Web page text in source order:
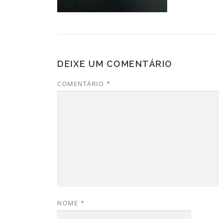
DEIXE UM COMENTÁRIO
COMENTÁRIO *
NOME *